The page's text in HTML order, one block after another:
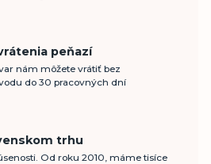
peňazí
nám môžete vrátiť bez
do 30 pracovných dní
trhu
Od roku 2010, máme tisíce